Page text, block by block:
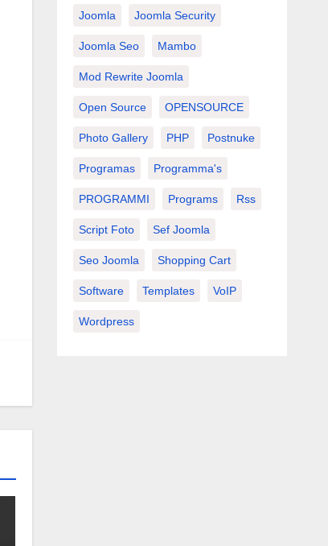
Joomla Joomla Security
Joomla Seo Mambo
Mod Rewrite Joomla
Open Source OPENSOURCE
Photo Gallery PHP Postnuke
Programas Programma's
PROGRAMMI Programs Rss
Script Foto Sef Joomla
Seo Joomla Shopping Cart
Software Templates VoIP
Wordpress